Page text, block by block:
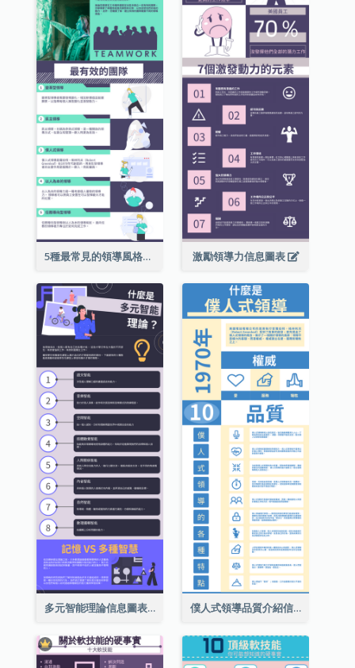
5種最常見的領導風格信息圖表 激勵領導力信息圖表
多元智能理論信息圖表 僕人式領導品質介紹信息圖表